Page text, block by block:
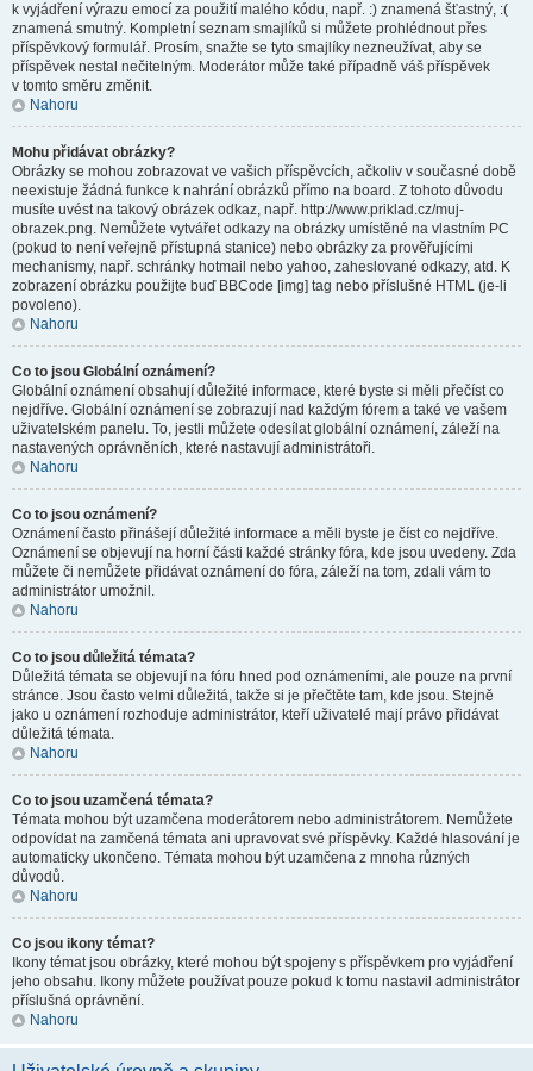
k vyjádření výrazu emocí za použití malého kódu, např. :) znamená šťastný, :(
znamená smutný. Kompletní seznam smajlíků si můžete prohlédnout přes
příspěvkový formulář. Prosím, snažte se tyto smajlíky nezneužívat, aby se
příspěvek nestal nečitelným. Moderátor může také případně váš příspěvek
v tomto směru změnit.
Nahoru
Mohu přidávat obrázky?
Obrázky se mohou zobrazovat ve vašich příspěvcích, ačkoliv v současné době
neexistuje žádná funkce k nahrání obrázků přímo na board. Z tohoto důvodu
musíte uvést na takový obrázek odkaz, např. http://www.priklad.cz/muj-
obrazek.png. Nemůžete vytvářet odkazy na obrázky umístěné na vlastním PC
(pokud to není veřejně přístupná stanice) nebo obrázky za prověřujícími
mechanismy, např. schránky hotmail nebo yahoo, zaheslované odkazy, atd. K
zobrazení obrázku použijte buď BBCode [img] tag nebo příslušné HTML (je-li
povoleno).
Nahoru
Co to jsou Globální oznámení?
Globální oznámení obsahují důležité informace, které byste si měli přečíst co
nejdříve. Globální oznámení se zobrazují nad každým fórem a také ve vašem
uživatelském panelu. To, jestli můžete odesílat globální oznámení, záleží na
nastavených oprávněních, které nastavují administrátoři.
Nahoru
Co to jsou oznámení?
Oznámení často přinášejí důležité informace a měli byste je číst co nejdříve.
Oznámení se objevují na horní části každé stránky fóra, kde jsou uvedeny. Zda
můžete či nemůžete přidávat oznámení do fóra, záleží na tom, zdali vám to
administrátor umožnil.
Nahoru
Co to jsou důležitá témata?
Důležitá témata se objevují na fóru hned pod oznámeními, ale pouze na první
stránce. Jsou často velmi důležitá, takže si je přečtěte tam, kde jsou. Stejně
jako u oznámení rozhoduje administrátor, kteří uživatelé mají právo přidávat
důležitá témata.
Nahoru
Co to jsou uzamčená témata?
Témata mohou být uzamčena moderátorem nebo administrátorem. Nemůžete
odpovídat na zamčená témata ani upravovat své příspěvky. Každé hlasování je
automaticky ukončeno. Témata mohou být uzamčena z mnoha různých
důvodů.
Nahoru
Co jsou ikony témat?
Ikony témat jsou obrázky, které mohou být spojeny s příspěvkem pro vyjádření
jeho obsahu. Ikony můžete používat pouze pokud k tomu nastavil administrátor
příslušná oprávnění.
Nahoru